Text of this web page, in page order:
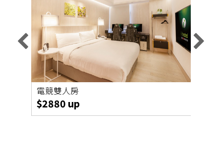
電競雙人房
$2880 up